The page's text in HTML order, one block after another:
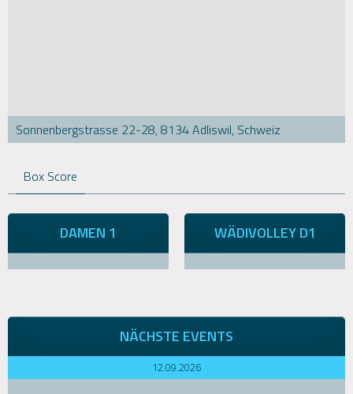
Sonnenbergstrasse 22-28, 8134 Adliswil, Schweiz
Box Score
DAMEN 1 WÄDIVOLLEY D1
NÄCHSTE EVENTS
12.09.2026